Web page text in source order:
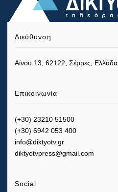
Διεύθυνση
Αίνου 13, 62122, Σέρρες, Ελλάδα
Επικοινωνία
(+30) 23210 51500
(+30) 6942 053 400
info@diktyotv.gr
diktyotvpress@gmail.com
Social